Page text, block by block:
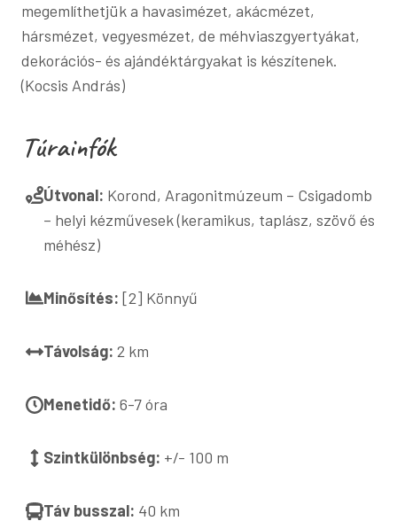
megemlíthetjük a havasimézet, akácmézet,
hársmézet, vegyesmézet, de méhviaszgyertyákat,
dekorációs- és ajándéktárgyakat is készítenek.
(Kocsis András)
Túrainfók
Útvonal: Korond, Aragonitmúzeum – Csigadomb
– helyi kézművesek (keramikus, taplász, szövő és
méhész)
Minősítés: [2] Könnyű
Távolság: 2 km
Menetidő: 6-7 óra
Szintkülönbség: +/- 100 m
Táv busszal: 40 km